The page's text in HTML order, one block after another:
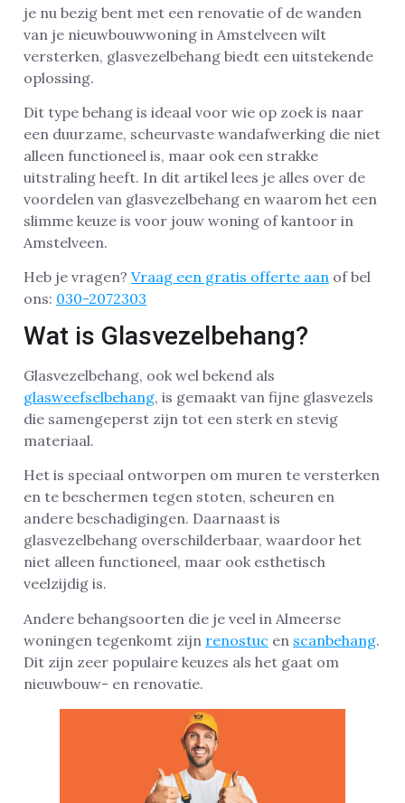
je nu bezig bent met een renovatie of de wanden
van je nieuwbouwwoning in Amstelveen wilt
versterken, glasvezelbehang biedt een uitstekende
oplossing.
Dit type behang is ideaal voor wie op zoek is naar
een duurzame, scheurvaste wandafwerking die niet
alleen functioneel is, maar ook een strakke
uitstraling heeft. In dit artikel lees je alles over de
voordelen van glasvezelbehang en waarom het een
slimme keuze is voor jouw woning of kantoor in
Amstelveen.
Heb je vragen? Vraag een gratis offerte aan of bel
ons: 030-2072303
Wat is Glasvezelbehang?
Glasvezelbehang, ook wel bekend als
glasweefselbehang, is gemaakt van fijne glasvezels
die samengeperst zijn tot een sterk en stevig
materiaal.
Het is speciaal ontworpen om muren te versterken
en te beschermen tegen stoten, scheuren en
andere beschadigingen. Daarnaast is
glasvezelbehang overschilderbaar, waardoor het
niet alleen functioneel, maar ook esthetisch
veelzijdig is.
Andere behangsoorten die je veel in Almeerse
woningen tegenkomt zijn renostuc en scanbehang.
Dit zijn zeer populaire keuzes als het gaat om
nieuwbouw- en renovatie.